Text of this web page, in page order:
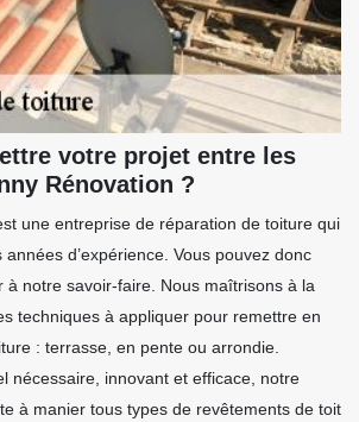
votre projet entre les
Rénovation ?
une entreprise de réparation de toiture qui
d’expérience. Vous pouvez donc
à notre savoir-faire. Nous maîtrisons à la
techniques à appliquer pour remettre en
: terrasse, en pente ou arrondie.
nécessaire, innovant et efficace, notre
à manier tous types de revêtements de toit